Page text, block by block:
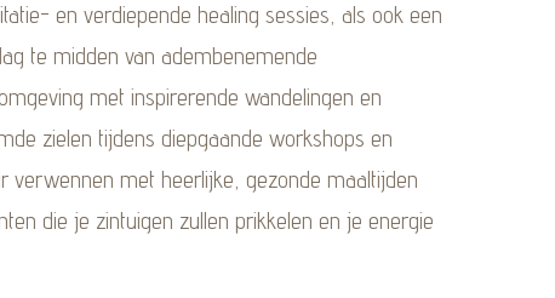
en verdiepende healing sessies, als ook een
te midden van adembenemende
met inspirerende wandelingen en
zielen tijdens diepgaande workshops en
verwennen met heerlijke, gezonde maaltijden
die je zintuigen zullen prikkelen en je energie